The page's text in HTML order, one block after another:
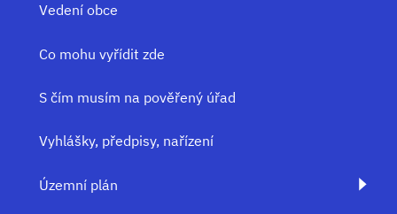
Vedení obce
Co mohu vyřídit zde
S čím musím na pověřený úřad
Vyhlášky, předpisy, nařízení
Územní plán